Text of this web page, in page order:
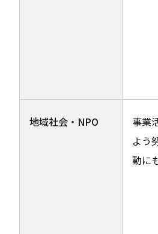
地域社会・NPO
事業
よう
動に